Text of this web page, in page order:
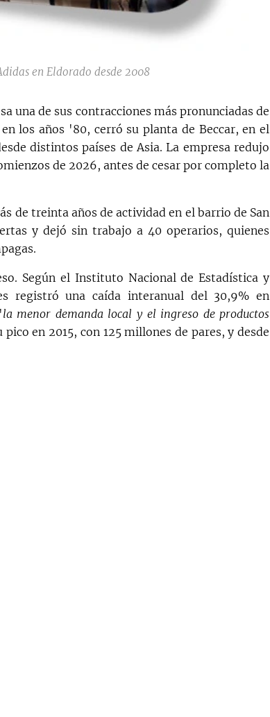
en Eldorado desde 2008
una de sus contracciones más pronunciadas de
los años '80, cerró su planta de Beccar, en el
distintos países de Asia. La empresa redujo
de 2026, antes de cesar por completo la
de treinta años de actividad en el barrio de San
y dejó sin trabajo a 40 operarios, quienes
Según el Instituto Nacional de Estadística y
registró una caída interanual del 30,9% en
la menor demanda local y el ingreso de productos
en 2015, con 125 millones de pares, y desde